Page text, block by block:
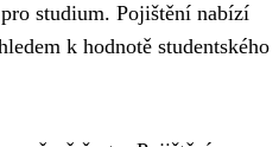
studium. Pojištění nabízí
k hodnotě studentského